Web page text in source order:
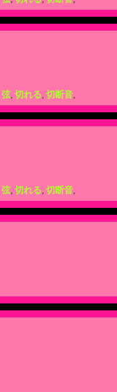
弦, 切れる, 切断音,
弦, 切れる, 切断音,